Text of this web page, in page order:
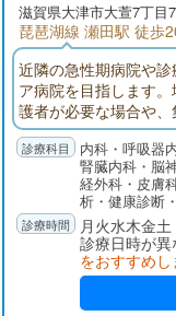
滋賀県大津市大萱7丁目
琵琶湖線 瀬田駅 徒歩
近隣の急性期病院や
ア病院を目指します
護者が必要な場合や
ています。外来診療
異常症･胃十二指腸潰
外科･泌尿器科も行
を目的とした、居宅
訪問リハビリステー
内科・呼吸器
腎臓内科・脳
経外科・皮膚
析・健康診断
月火水木金
診療日時が
をおすすめし